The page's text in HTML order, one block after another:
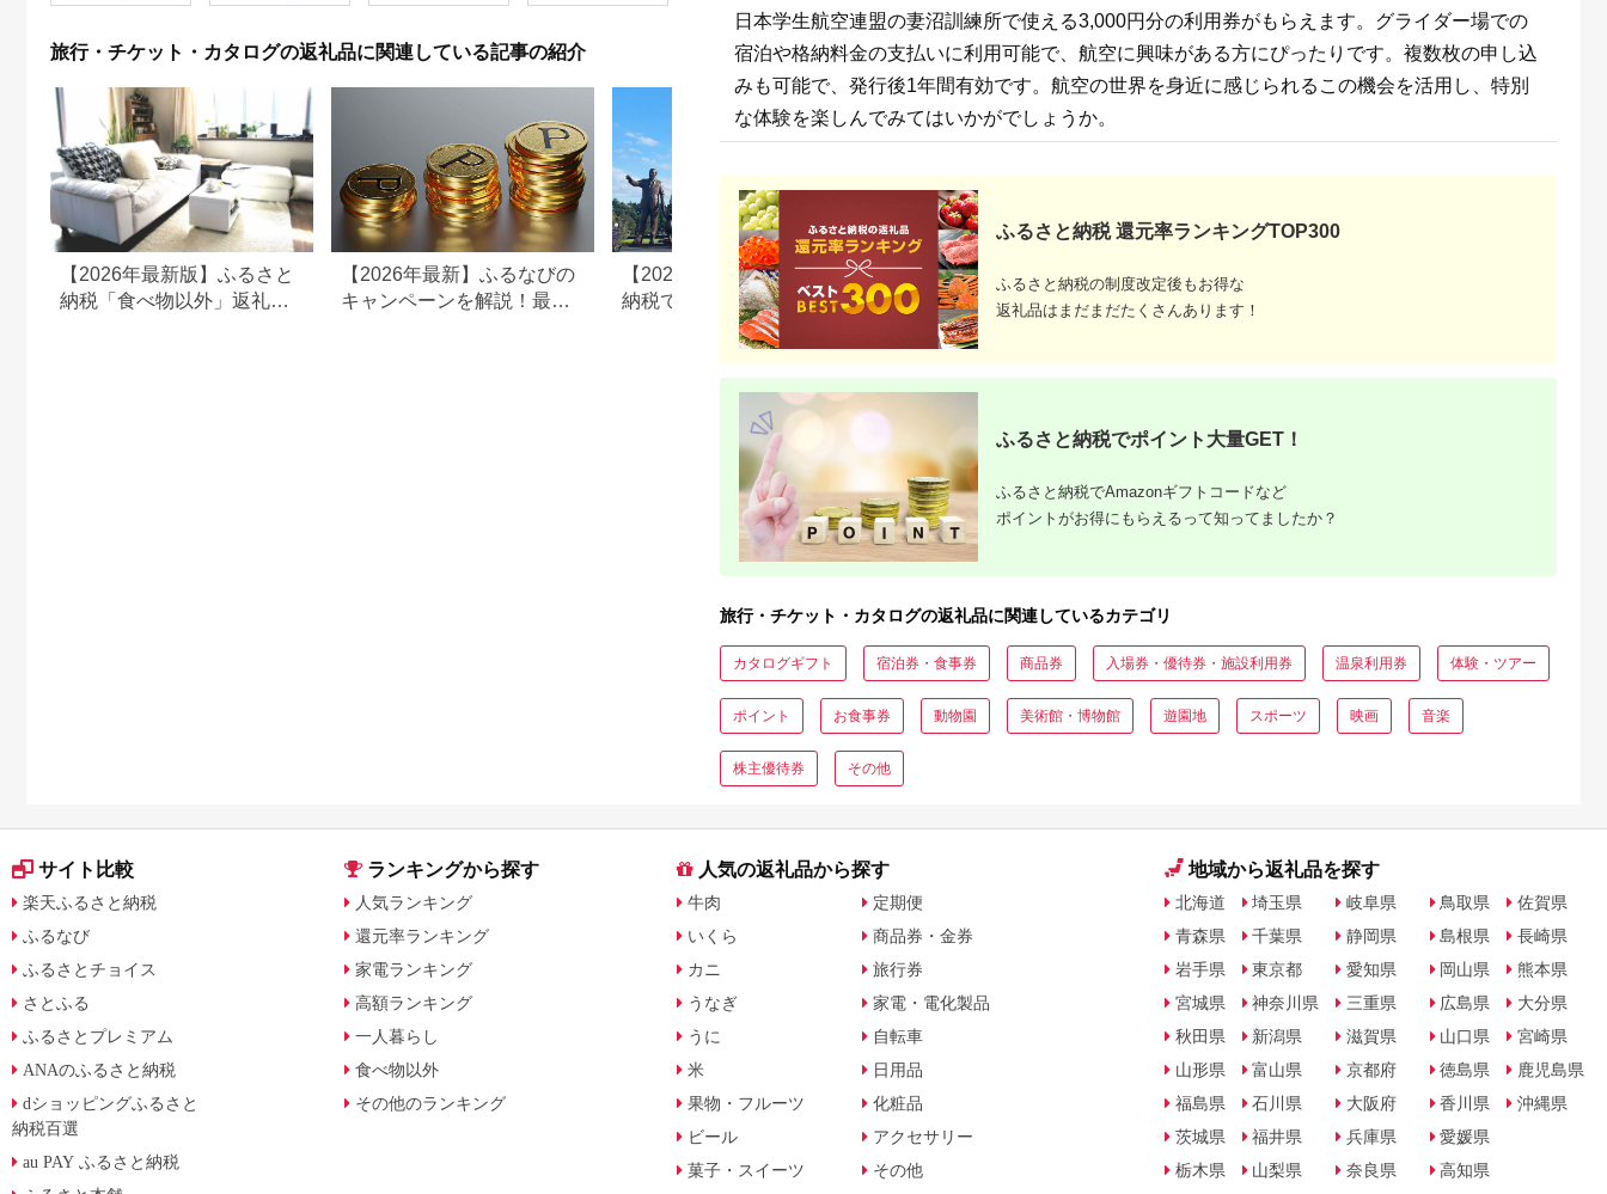
存 レジャー キャンプ
登山 便利】
ビュッフェ 食事券 グ
ルメ 高級 人気 おすす
め【1641917】
「豊岡旅幸券」 旅行
宿泊 旅 トラベルの
ケット
旅行・チケット・カタログの返礼品に関連している記事の紹介
【2026年最新版】ふるさと
納税「食べ物以外」返礼品
【2026年最新】ふるなびの
キャンペーンを解説！最大
【2026年最新版】ふるさと
納税でディズニー返礼品は
もらえる？ホテル・チケッ
ト・公式グッズを徹底解説
ふるさと納税、年収いくら
で30万円寄付できる？おす
すめ返礼品も紹介
日本学生航空連盟の妻沼訓練所で使える3,000円分の利用券がもらえます。グライダー場での
宿泊や格納料金の支払いに利用可能で、航空に興味がある方にぴったりです。複数枚の申し込
みも可能で、発行後1年間有効です。航空の世界を身近に感じられるこの機会を活用し、特別
な体験を楽しんでみてはいかがでしょうか。
ふるさと納税 還元率ランキングTOP300
ふるさと納税の制度改定後もお得な
返礼品はまだまだたくさんあります！
ふるさと納税でポイント大量GET！
ふるさと納税でAmazonギフトコードなど
ポイントがお得にもらえるって知ってましたか？
旅行・チケット・カタログの返礼品に関連しているカテゴリ
カタログギフト 宿泊券・食事券 商品券 入場券・優待券・施設利用券 温泉利用券 体験・ツアー
ポイント お食事券 動物園 美術館・博物館 遊園地 スポーツ 映画 音楽
株主優待券 その他
サイト比較
楽天ふるさと納税
ふるなび
ふるさとチョイス
さとふる
ふるさとプレミアム
ANAのふるさと納税
dショッピングふるさと
納税百選
au PAY ふるさと納税
ランキングから探す
人気ランキング
還元率ランキング
家電ランキング
高額ランキング
一人暮らし
食べ物以外
その他のランキング
人気の返礼品から探す
牛肉
いくら
カニ
うなぎ
うに
米
果物・フルーツ
ビール
菓子・スイーツ
定期便
商品券・金券
旅行券
家電・電化製品
自転車
日用品
化粧品
アクセサリー
その他
地域から返礼品を探す
北海道
青森県
岩手県
宮城県
秋田県
山形県
福島県
茨城県
栃木県
埼玉県
千葉県
東京都
神奈川県
新潟県
富山県
石川県
福井県
山梨県
岐阜県
静岡県
愛知県
三重県
滋賀県
京都府
大阪府
兵庫県
奈良県
鳥取県
島根県
岡山県
広島県
山口県
徳島県
香川県
愛媛県
高知県
佐賀県
長崎県
熊本県
大分県
宮崎県
鹿児島県
沖縄県